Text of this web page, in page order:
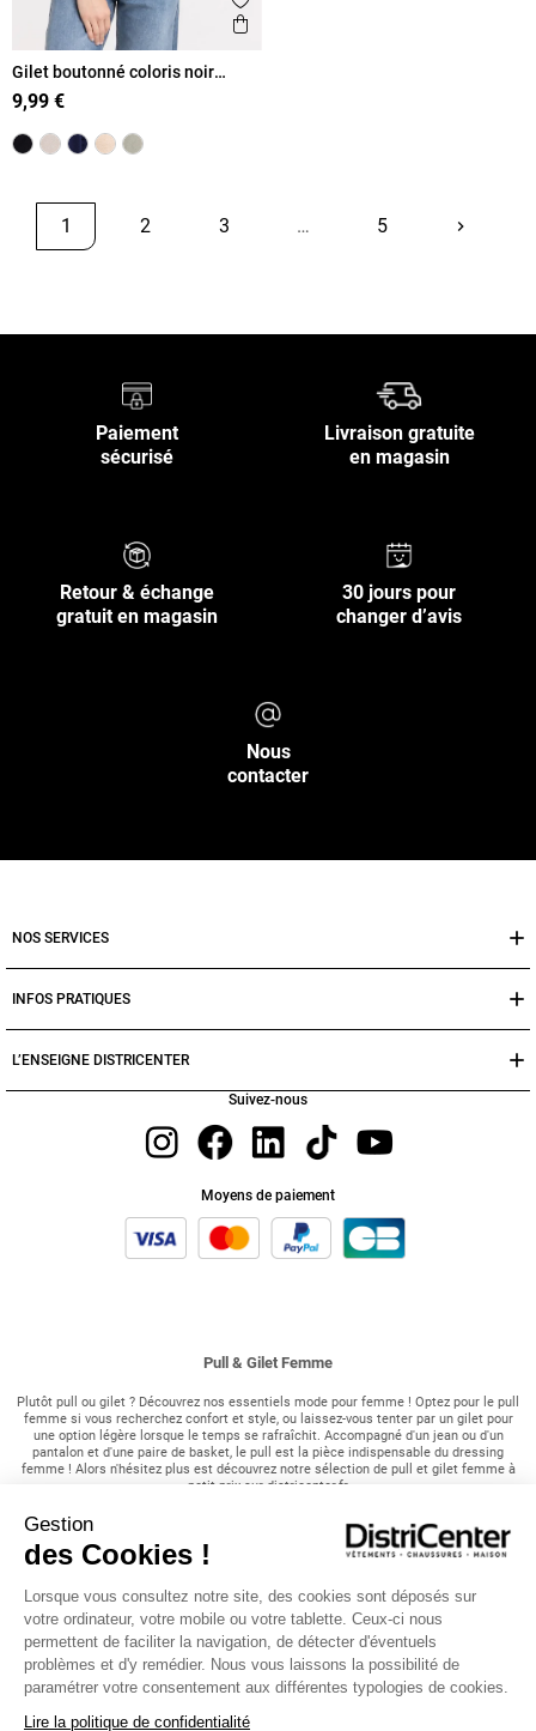
Gestion
des Cookies !
Lorsque vous consultez notre site, des cookies sont déposés sur
votre ordinateur, votre mobile ou votre tablette. Ceux-ci nous
permettent de faciliter la navigation, de détecter d'éventuels
problèmes et d'y remédier. Nous vous laissons la possibilité de
paramétrer votre consentement aux différentes typologies de cookies.
Lire la politique de confidentialité
Pull & Gilet Femme
Plutôt pull ou gilet ? Découvrez nos essentiels mode pour femme ! Optez pour le pull
femme si vous recherchez confort et style, ou laissez-vous tenter par un gilet pour
une option légère lorsque le temps se rafraîchit. Accompagné d'un jean ou d'un
pantalon et d'une paire de basket, le pull est la pièce indispensable du dressing
femme ! Alors n'hésitez plus est découvrez notre sélection de pull et gilet femme à
petit prix sur districenter.fr
Le pull femme sous toutes ses formes :
C’est ici que vous trouverez les gilets et pulls femme qui vous accompagneront
cardigans à boutons. Pour rester au chaud en sublimant votre look, rien de tel qu’un
joli haut façon tricot aux détails raffinés ! Et pourquoi pas un gilet long et bien
enveloppant, en gris, noir ou beige pour se marier avec vos petites blouses et vos plus
jolis tops ? Les plus frileuses découvriront avec bonheur nos pull et gilet tendances
unies ou à motif !
Ajouter aux favoris
Aperçu rapide
Gilet boutonné coloris noir
femme
9,99 €
1 2 3 … 5 keyboard_arrow_rightSuivant
Paiement
sécurisé
Livraison gratuite
en magasin
Retour & échange
gratuit en magasin
30 jours pour
changer d’avis
Nous
contacter
NOS SERVICES
INFOS PRATIQUES
L’ENSEIGNE DISTRICENTER
Suivez-nous
Moyens de paiement